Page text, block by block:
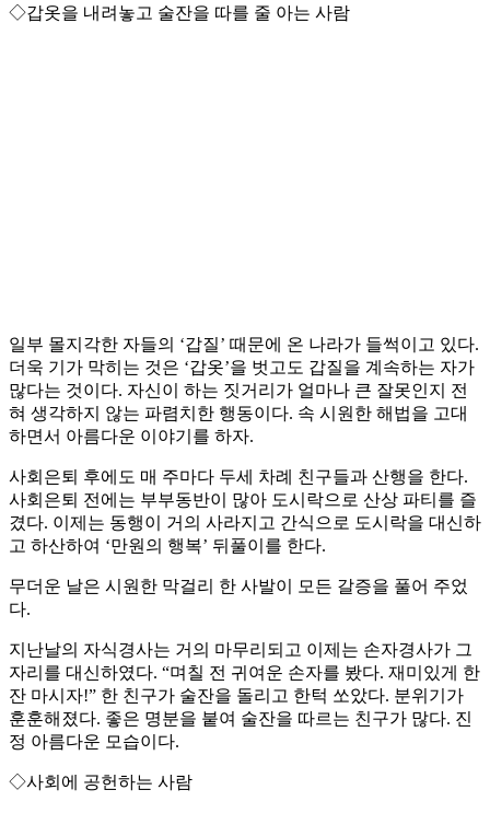
◇갑옷을 내려놓고 술잔을 따를 줄 아는 사람
일부 몰지각한 자들의 ‘갑질’ 때문에 온 나라가 들썩이고 있다.
더욱 기가 막히는 것은 ‘갑옷’을 벗고도 갑질을 계속하는 자가
많다는 것이다. 자신이 하는 짓거리가 얼마나 큰 잘못인지 전
혀 생각하지 않는 파렴치한 행동이다. 속 시원한 해법을 고대
하면서 아름다운 이야기를 하자.
사회은퇴 후에도 매 주마다 두세 차례 친구들과 산행을 한다.
사회은퇴 전에는 부부동반이 많아 도시락으로 산상 파티를 즐
겼다. 이제는 동행이 거의 사라지고 간식으로 도시락을 대신하
고 하산하여 ‘만원의 행복’ 뒤풀이를 한다.
무더운 날은 시원한 막걸리 한 사발이 모든 갈증을 풀어 주었
다.
지난날의 자식경사는 거의 마무리되고 이제는 손자경사가 그
자리를 대신하였다. “며칠 전 귀여운 손자를 봤다. 재미있게 한
잔 마시자!” 한 친구가 술잔을 돌리고 한턱 쏘았다. 분위기가
훈훈해졌다. 좋은 명분을 붙여 술잔을 따르는 친구가 많다. 진
정 아름다운 모습이다.
◇사회에 공헌하는 사람